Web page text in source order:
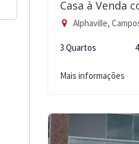
Casa à Venda
Alphaville,
3 Quartos
Mais informações